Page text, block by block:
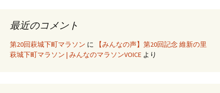
最近のコメント
第20回萩城下町マラソン に
【みんなの声】第20回記念 維新の里
萩城下町マラソン | みんなのマラソンVOICE より